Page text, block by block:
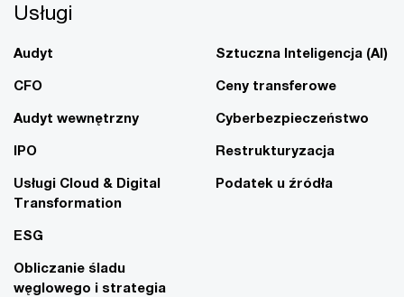
Usługi
Audyt
CFO
Audyt wewnętrzny
IPO
Usługi Cloud & Digital
Transformation
ESG
Obliczanie śladu
węglowego i strategia
Sztuczna Inteligencja (AI)
Ceny transferowe
Cyberbezpieczeństwo
Restrukturyzacja
Podatek u źródła